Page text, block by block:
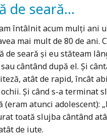
de seară...
întâlnit acum mulți ani
mai mult de 80 de ani.
de seară și eu stăteam
cântând după el. Și
atât de rapid, încât
Și când s-a terminat
(eram atunci adolescent):
toată slujba cântând
de iute.